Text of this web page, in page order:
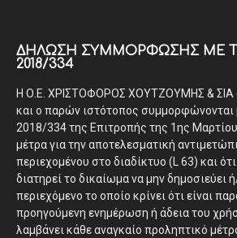
ΔΉΛΩΣΗ ΣΥΜΜΌΡΦΩΣΗΣ ΜΕ
2018/334
Η Ο.Ε. ΧΡΙΣΤΟΦΟΡΟΣ ΧΟΥΤΖΟΥΜΗΣ & ΣΙΑ
και ο παρών ιστότοπος συμμορφώνονται
2018/334 της Επιτροπής της 1ης
μέτρα για την αποτελεσματική
περιεχομένου στο διαδίκτυο (L 63) και
διατηρεί το δικαίωμα να μην δημοσιεύει
περιεχόμενο το οποίο κρίνει ότι είναι
προηγούμενη ενημέρωση ή άδεια του
λαμβάνει κάθε αναγκαίο προληπτικό